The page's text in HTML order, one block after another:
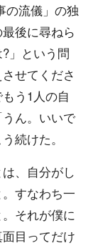
の流儀」の独
後に尋ねら
」という問
せてくださ
う1人の自
ん。いいで
続けた。
、自分がし
すなわち一
それが僕に
目ってだけ